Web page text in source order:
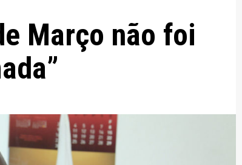
Março não foi